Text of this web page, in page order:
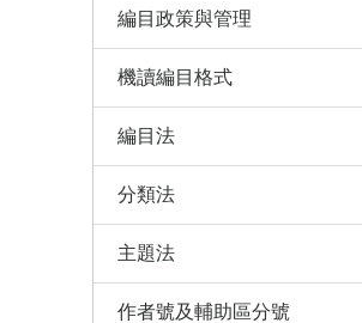
編目政策與管理
機讀編目格式
編目法
分類法
主題法
作者號及輔助區分號